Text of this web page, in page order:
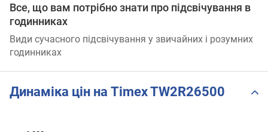
Все, що вам потрібно знати про підсвічування в
годинниках
Види сучасного підсвічування у звичайних і розумних
годинниках
Динаміка цін на Timex TW2R26500